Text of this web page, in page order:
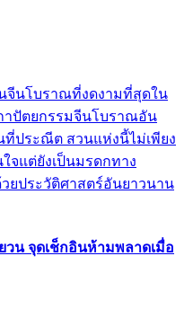
จีนโบราณที่งดงามที่สุดใน
ถาปัตยกรรมจีนโบราณอัน
ที่ประณีต สวนแห่งนี้ไม่เพียง
จแต่ยังเป็นมรดกทาง
ประวัติศาสตร์อันยาวนาน
วน จุดเช็กอินห้ามพลาดเมื่อ